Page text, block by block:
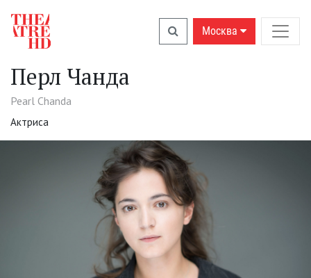
Москва
Перл Чанда
Pearl Chanda
Актриса